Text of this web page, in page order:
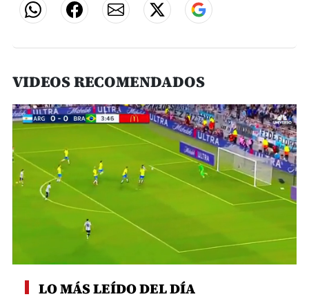
VIDEOS RECOMENDADOS
secondsLO MÁS LEÍDO DEL DÍA